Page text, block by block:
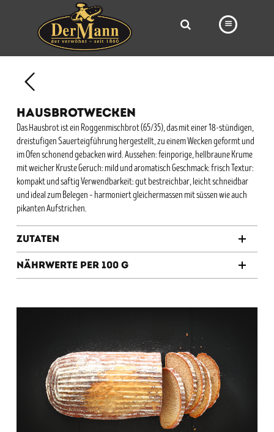
BÄCKEREI
BROTWAY
VORBESTELLUNG
NEWS
HAUSBROTWECKEN
Das Hausbrot ist ein Roggenmischbrot (65/35), das mit einer 18-stündigen,
dreistufigen Sauerteigführung hergestellt, zu einem Wecken geformt und
im Ofen schonend gebacken wird. Aussehen: feinporige, hellbraune Krume
mit weicher Kruste Geruch: mild und aromatisch Geschmack: frisch Textur:
kompakt und saftig Verwendbarkeit: gut bestreichbar, leicht schneidbar
und ideal zum Belegen – harmoniert gleichermassen mit süssen wie auch
pikanten Aufstrichen.
Zutaten
Nährwerte per 100 g